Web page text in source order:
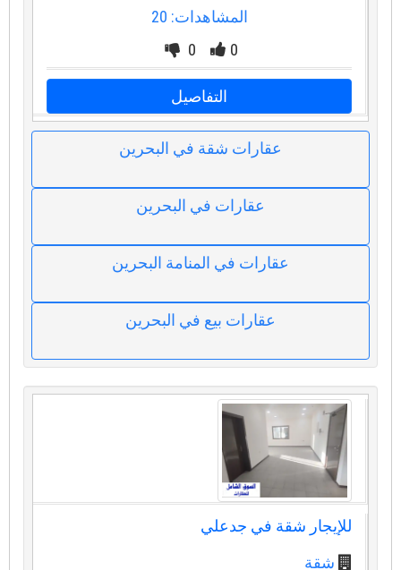
المشاهدات: 20
0
0
التفاصيل
عقارات شقة في البحرين
عقارات في البحرين
عقارات في المنامة البحرين
عقارات بيع في البحرين
للإيجار شقة في جدعلي
شقة